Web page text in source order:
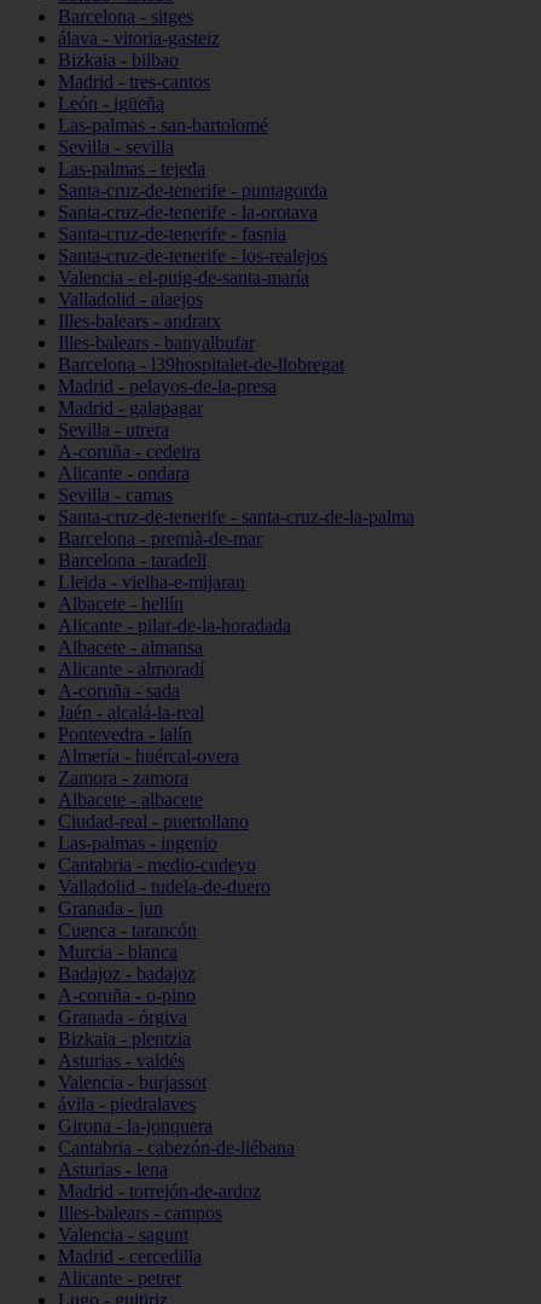
Barcelona - sitges
álava - vitoria-gasteiz
Bizkaia - bilbao
Madrid - tres-cantos
León - igüeña
Las-palmas - san-bartolomé
Sevilla - sevilla
Las-palmas - tejeda
Santa-cruz-de-tenerife - puntagorda
Santa-cruz-de-tenerife - la-orotava
Santa-cruz-de-tenerife - fasnia
Santa-cruz-de-tenerife - los-realejos
Valencia - el-puig-de-santa-maría
Valladolid - alaejos
Illes-balears - andratx
Illes-balears - banyalbufar
Barcelona - l39hospitalet-de-llobregat
Madrid - pelayos-de-la-presa
Madrid - galapagar
Sevilla - utrera
A-coruña - cedeira
Alicante - ondara
Sevilla - camas
Santa-cruz-de-tenerife - santa-cruz-de-la-palma
Barcelona - premià-de-mar
Barcelona - taradell
Lleida - vielha-e-mijaran
Albacete - hellín
Alicante - pilar-de-la-horadada
Albacete - almansa
Alicante - almoradí
A-coruña - sada
Jaén - alcalá-la-real
Pontevedra - lalín
Almería - huércal-overa
Zamora - zamora
Albacete - albacete
Ciudad-real - puertollano
Las-palmas - ingenio
Cantabria - medio-cudeyo
Valladolid - tudela-de-duero
Granada - jun
Cuenca - tarancón
Murcia - blanca
Badajoz - badajoz
A-coruña - o-pino
Granada - órgiva
Bizkaia - plentzia
Asturias - valdés
Valencia - burjassot
ávila - piedralaves
Girona - la-jonquera
Cantabria - cabezón-de-liébana
Asturias - lena
Madrid - torrejón-de-ardoz
Illes-balears - campos
Valencia - sagunt
Madrid - cercedilla
Alicante - petrer
Lugo - guitiriz